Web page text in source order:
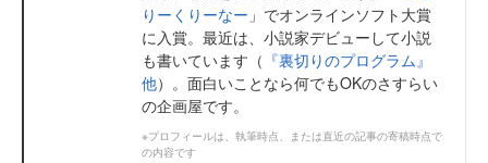
りーくりーなー 」でオンラインソフト大賞
に入賞。最近は、小説家デビューして小説
も書いています（ 『裏切りのプログラム』
他）。面白いことなら何でもOKのさすらい
の企画屋です。
※プロフィールは、執筆時点、または直近の記事の寄稿時点で
の内容です